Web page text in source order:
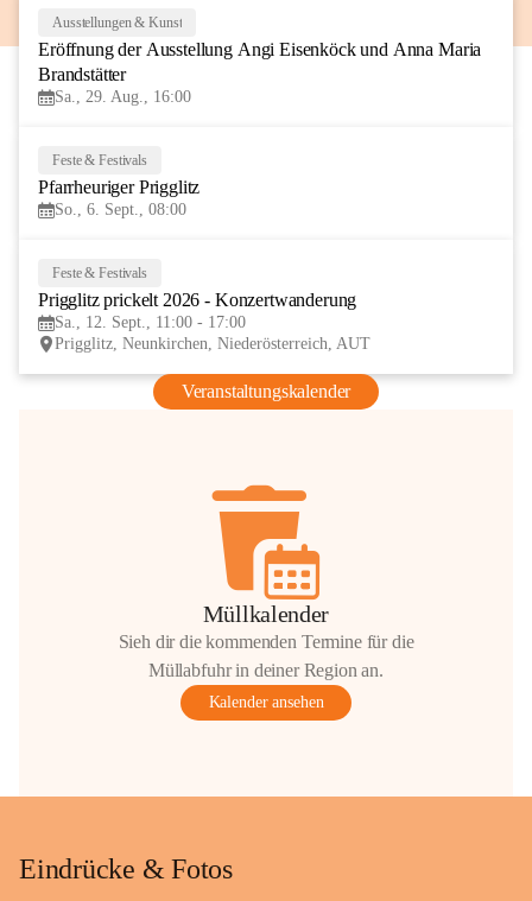
AUG
Ausstellungen & Kunst
Eröffnung der Ausstellung Angi Eisenköck und Anna Maria
Brandstätter
Sa., 29. Aug., 16:00
Feste & Festivals
Pfarrheuriger Prigglitz
So., 6. Sept., 08:00
Feste & Festivals
Prigglitz prickelt 2026 - Konzertwanderung
Sa., 12. Sept., 11:00 - 17:00
Prigglitz, Neunkirchen, Niederösterreich, AUT
Veranstaltungskalender
Müllkalender
Sieh dir die kommenden Termine für die
Müllabfuhr in deiner Region an.
Kalender ansehen
Eindrücke & Fotos